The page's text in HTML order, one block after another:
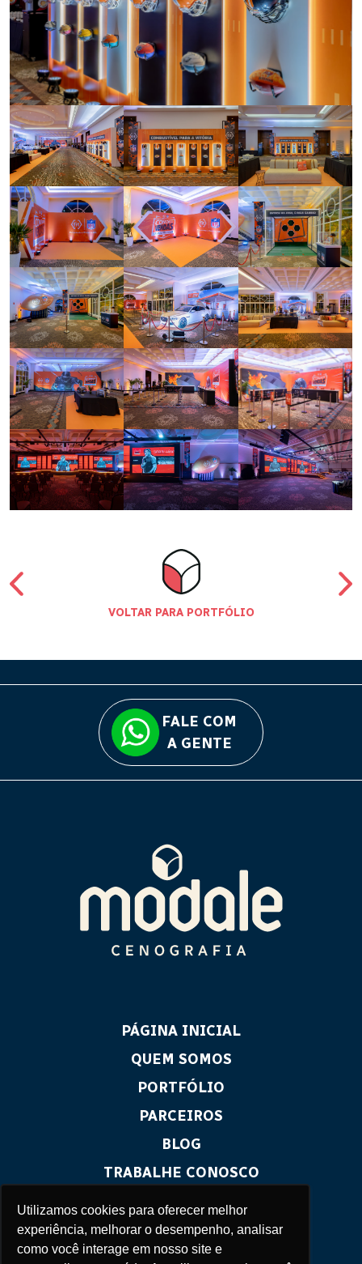
Utilizamos cookies para oferecer melhor
experiência, melhorar o desempenho, analisar
como você interage em nosso site e
VOLTAR PARA PORTFÓLIO
FALE COM
A GENTE
PÁGINA INICIAL
QUEM SOMOS
PORTFÓLIO
PARCEIROS
BLOG
TRABALHE CONOSCO
CONTATO